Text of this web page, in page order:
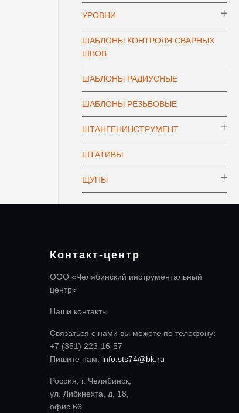
УРОВНИ
ШАБЛОНЫ КОНТРОЛЯ СВАРНЫХ
ШВОВ
ШАБЛОНЫ РАДИУСНЫЕ
ШАБЛОНЫ РЕЗЬБОВЫЕ
ШТАНГЕНИНСТРУМЕНТ
ШТАТИВЫ
ЩУПЫ
Контакт-центр
ООО «Челябинский инструментальный
центр»
Наши контакты
Связаться с нами вы можете по телефону:
+7 (351) 223-16-57
Пишите нам: info.sts74@bk.ru
Россия, г. Челябинск,
ул. Либкнехта, д. 18,
офис 66